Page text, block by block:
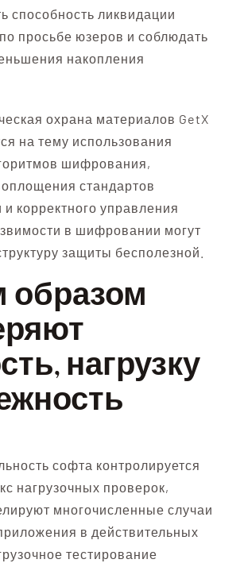
способность ликвидации
просьбе юзеров и соблюдать
накопления
охрана материалов GetX
на тему использования
шифрования,
стандартов
и корректного управления
в шифровании могут
защиты бесполезной.
образом
нагрузку
софта контролируется
нагрузочных проверок,
многочисленные случаи
в действительных
тестирование